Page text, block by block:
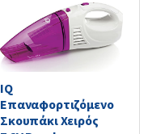
IQ
Επαναφορτιζόμενο
Σκουπάκι Χειρός